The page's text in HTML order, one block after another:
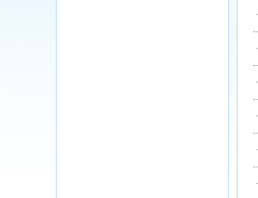
·
·
·
·
·
·